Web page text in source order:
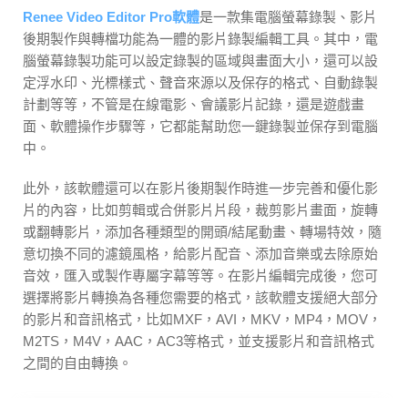
Renee Video Editor Pro軟體是一款集電腦螢幕錄製、影片
後期製作與轉檔功能為一體的影片錄製編輯工具。其中，電
腦螢幕錄製功能可以設定錄製的區域與畫面大小，還可以設
定浮水印、光標樣式、聲音來源以及保存的格式、自動錄製
計劃等等，不管是在線電影、會議影片記錄，還是遊戲畫
面、軟體操作步驟等，它都能幫助您一鍵錄製並保存到電腦
中。
此外，該軟體還可以在影片後期製作時進一步完善和優化影
片的內容，比如剪輯或合併影片片段，裁剪影片畫面，旋轉
或翻轉影片，添加各種類型的開頭/結尾動畫、轉場特效，隨
意切換不同的濾鏡風格，給影片配音、添加音樂或去除原始
音效，匯入或製作專屬字幕等等。在影片編輯完成後，您可
選擇將影片轉換為各種您需要的格式，該軟體支援絕大部分
的影片和音訊格式，比如MXF，AVI，MKV，MP4，MOV，
M2TS，M4V，AAC，AC3等格式，並支援影片和音訊格式
之間的自由轉換。